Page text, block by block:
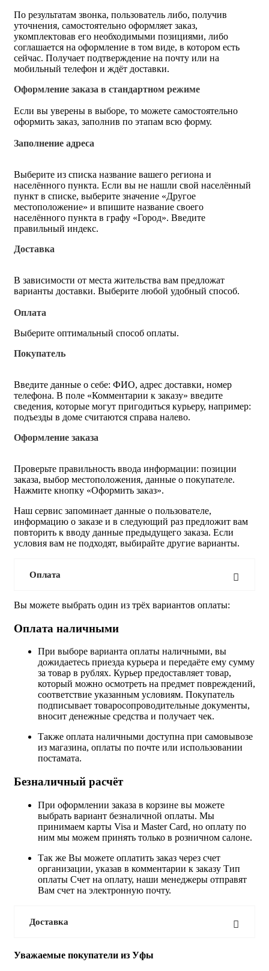
По результатам звонка, пользователь либо, получив
уточнения, самостоятельно оформляет заказ,
укомплектовав его необходимыми позициями, либо
соглашается на оформление в том виде, в котором есть
сейчас. Получает подтверждение на почту или на
мобильный телефон и ждёт доставки.
Оформление заказа в стандартном режиме
Если вы уверены в выборе, то можете самостоятельно
оформить заказ, заполнив по этапам всю форму.
Заполнение адреса
Выберите из списка название вашего региона и
населённого пункта. Если вы не нашли свой населённый
пункт в списке, выберите значение «Другое
местоположение» и впишите название своего
населённого пункта в графу «Город». Введите
правильный индекс.
Доставка
В зависимости от места жительства вам предложат
варианты доставки. Выберите любой удобный способ.
Оплата
Выберите оптимальный способ оплаты.
Покупатель
Введите данные о себе: ФИО, адрес доставки, номер
телефона. В поле «Комментарии к заказу» введите
сведения, которые могут пригодиться курьеру, например:
подъезды в доме считаются справа налево.
Оформление заказа
Проверьте правильность ввода информации: позиции
заказа, выбор местоположения, данные о покупателе.
Нажмите кнопку «Оформить заказ».
Наш сервис запоминает данные о пользователе,
информацию о заказе и в следующий раз предложит вам
повторить к вводу данные предыдущего заказа. Если
условия вам не подходят, выбирайте другие варианты.
Оплата
Вы можете выбрать один из трёх вариантов оплаты:
Оплата наличными
При выборе варианта оплаты наличными, вы
дожидаетесь приезда курьера и передаёте ему сумму
за товар в рублях. Курьер предоставляет товар,
который можно осмотреть на предмет повреждений,
соответствие указанным условиям. Покупатель
подписывает товаросопроводительные документы,
вносит денежные средства и получает чек.
Также оплата наличными доступна при самовывозе
из магазина, оплаты по почте или использовании
постамата.
Безналичный расчёт
При оформлении заказа в корзине вы можете
выбрать вариант безналичной оплаты. Мы
принимаем карты Visa и Master Card, но оплату по
ним мы можем принять только в розничном салоне.
Так же Вы можете оплатить заказ через счет
организации, указав в комментарии к заказу Тип
оплаты Счет на оплату, наши менеджеры отправят
Вам счет на электронную почту.
Доставка
Уважаемые покупатели из Уфы